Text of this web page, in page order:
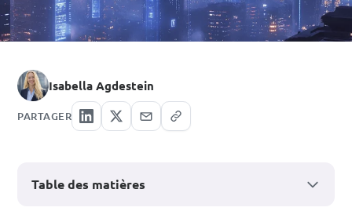
Isabella Agdestein
PARTAGER
Table des matières